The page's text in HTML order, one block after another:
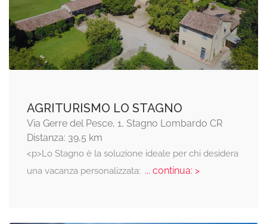
AGRITURISMO LO STAGNO
Via Gerre del Pesce, 1, Stagno Lombardo CR
Distanza: 39,5 km
<p>Lo Stagno è la soluzione ideale per chi desidera
una vacanza personalizzata: ... continua: >